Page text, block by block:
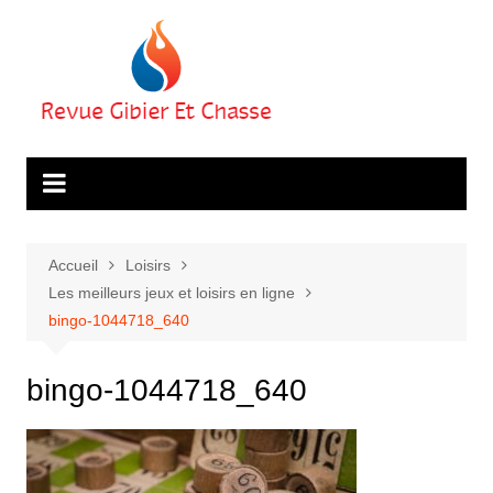
Accueil
Loisirs
Les meilleurs jeux et loisirs en ligne
bingo-1044718_640
bingo-1044718_640